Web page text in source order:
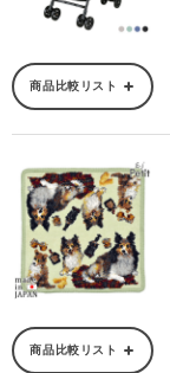
商品比較リスト
商品比較リスト